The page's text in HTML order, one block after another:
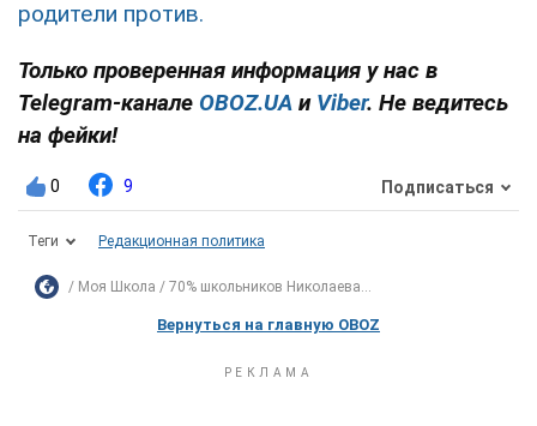
родители против.
Только проверенная информация у нас в
Telegram-канале OBOZ.UA и Viber. Не ведитесь
на фейки!
0 9 Подписаться
Теги Редакционная политика
Моя Школа 70% школьников Николаева...
Вернуться на главную OBOZ